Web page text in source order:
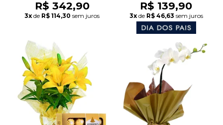
R$ 342,90
3x de R$ 114,30 sem juros
R$ 139,90
3x de R$ 46,63 sem juros